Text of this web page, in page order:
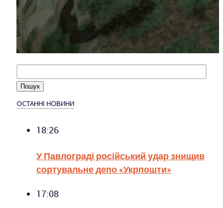
ОСТАННІ НОВИНИ
18:26
У Павлограді російський удар знищив
сортувальне депо «Укрпошти»
17:08